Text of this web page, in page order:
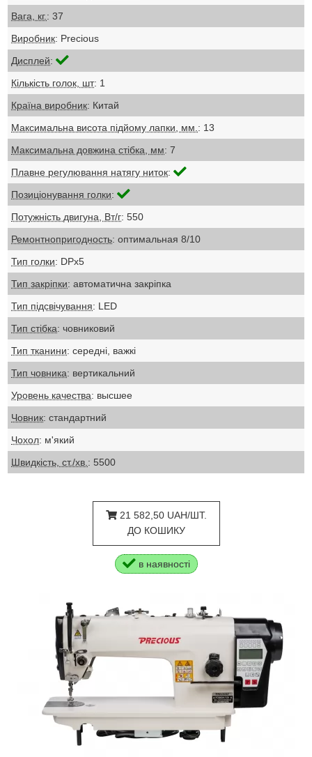
Вага, кг.: 37
Виробник: Precious
Дисплей:
Кількість голок, шт: 1
Країна виробник: Китай
Максимальна висота підйому лапки, мм. : 13
Максимальна довжина стібка, мм: 7
Плавне регулювання натягу ниток:
Позиціонування голки:
Потужність двигуна, Вт/г: 550
Ремонтнопригодность: оптимальная 8/10
Тип голки: DPх5
Тип закріпки: автоматична закріпка
Тип підсвічування: LED
Тип стібка: човниковий
Тип тканини: середні, важкі
Тип човника: вертикальний
Уровень качества: высшее
Човник: стандартний
Чохол: м'який
Швидкість, ст./хв. : 5500
21 582,50 UAH/ШТ.
ДО КОШИКУ
в наявності